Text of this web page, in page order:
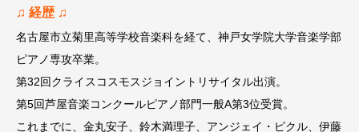
♫ 経歴 ♫
名古屋市立菊里高等学校音楽科を経て、神戸女学院大学音楽学部
ピアノ専攻卒業。
第32回クライスコスモスジョイントリサイタル出演。
第5回芦屋音楽コンクールピアノ部門一般A第3位受賞。
これまでに、金丸安子、鈴木満理子、アンジェイ・ピクル、伊藤